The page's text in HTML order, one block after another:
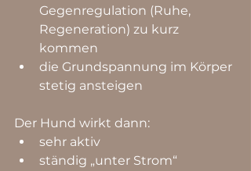
Gegenregulation (Ruhe,
Regeneration) zu kurz
kommen
die Grundspannung im Körper
stetig ansteigen
Der Hund wirkt dann:
sehr aktiv
ständig „unter Strom“